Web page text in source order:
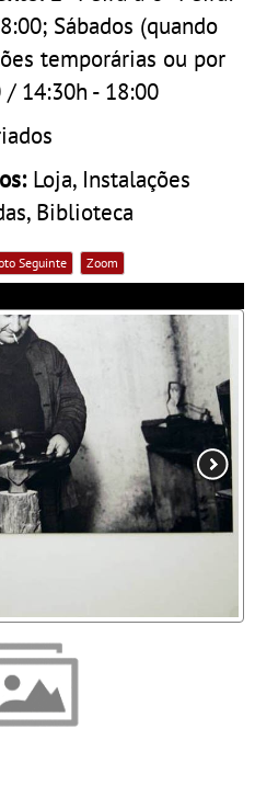
Sábados (quando
temporárias ou por
/ 14:30h - 18:00
Loja, Instalações
Biblioteca
Seguinte Zoom